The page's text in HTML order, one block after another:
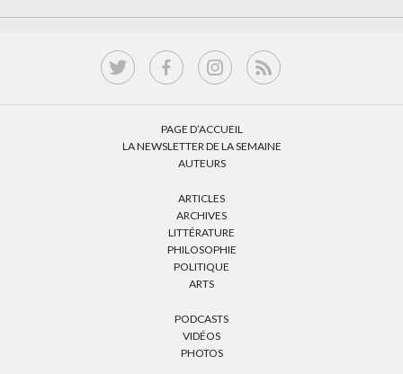
PAGE D’ACCUEIL
LA NEWSLETTER DE LA SEMAINE
AUTEURS
ARTICLES
ARCHIVES
LITTÉRATURE
PHILOSOPHIE
POLITIQUE
ARTS
PODCASTS
VIDÉOS
PHOTOS